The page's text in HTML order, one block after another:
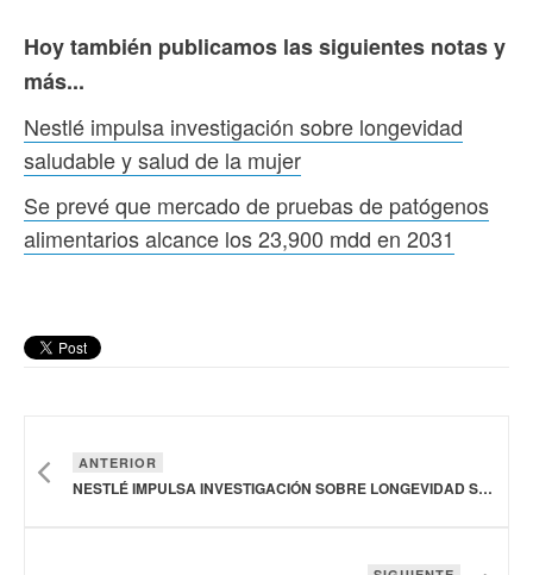
Hoy también publicamos las siguientes notas y
más...
Nestlé impulsa investigación sobre longevidad
saludable y salud de la mujer
Se prevé que mercado de pruebas de patógenos
alimentarios alcance los 23,900 mdd en 2031
ANTERIOR
NESTLÉ IMPULSA INVESTIGACIÓN SOBRE LONGEVIDAD SALUDABLE Y SALUD DE LA MUJER